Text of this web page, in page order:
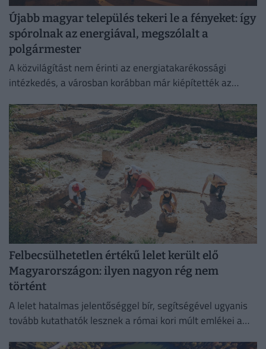
Újabb magyar település tekeri le a fényeket: így
spórolnak az energiával, megszólalt a
polgármester
A közvilágítást nem érinti az energiatakarékossági
intézkedés, a városban korábban már kiépítették az
Felbecsülhetetlen értékű lelet került elő
Magyarországon: ilyen nagyon rég nem
történt
A lelet hatalmas jelentőséggel bír, segítségével ugyanis
tovább kutathatók lesznek a római kori múlt emlékei a